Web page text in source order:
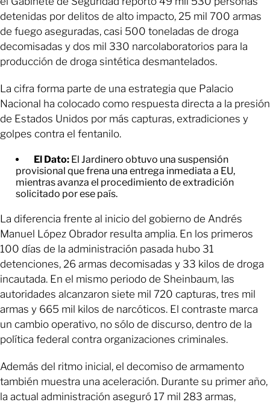
detenidas por delitos de alto impacto, 25 mil 700 armas
de fuego aseguradas, casi 500 toneladas de droga
decomisadas y dos mil 330 narcolaboratorios para la
producción de droga sintética desmantelados.
La cifra forma parte de una estrategia que Palacio
Nacional ha colocado como respuesta directa a la presión
de Estados Unidos por más capturas, extradiciones y
golpes contra el fentanilo.
El Dato: El Jardinero obtuvo una suspensión
provisional que frena una entrega inmediata a EU,
mientras avanza el procedimiento de extradición
solicitado por ese país.
La diferencia frente al inicio del gobierno de Andrés
Manuel López Obrador resulta amplia. En los primeros
100 días de la administración pasada hubo 31
detenciones, 26 armas decomisadas y 33 kilos de droga
incautada. En el mismo periodo de Sheinbaum, las
autoridades alcanzaron siete mil 720 capturas, tres mil
armas y 665 mil kilos de narcóticos. El contraste marca
un cambio operativo, no sólo de discurso, dentro de la
política federal contra organizaciones criminales.
Además del ritmo inicial, el decomiso de armamento
también muestra una aceleración. Durante su primer año,
la actual administración aseguró 17 mil 283 armas,